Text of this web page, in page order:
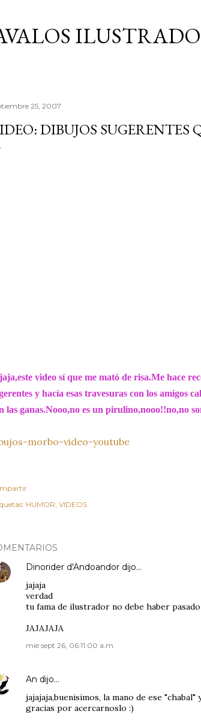
25, 2007
DIBUJOS SUGERENTES
video sí que me mató de risa.Me hace
y hacía esas travesuras con los amigos
las ganas.Nooo,no es un pirulino,nooo!!no,no
morbo-video-youtube
HUMOR VIDEOS
Dinorider d'Andoandor dijo…
jajaja
verdad
tu fama de ilustrador no debe haber
JAJAJAJA
mié sept 26, 06:11:00 a.m.
An dijo…
jajajaja,buenisimos, la mano de ese
gracias por acercarnoslo :)